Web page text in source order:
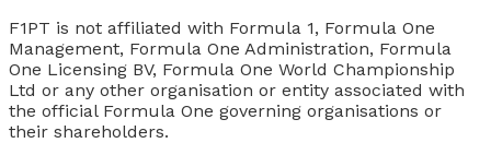
F1PT is not affiliated with Formula 1, Formula One
Management, Formula One Administration, Formula
One Licensing BV, Formula One World Championship
Ltd or any other organisation or entity associated with
the official Formula One governing organisations or
their shareholders.